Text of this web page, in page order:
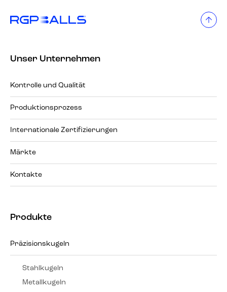
Unser Unternehmen
Kontrolle und Qualität
Produktionsprozess
Internationale Zertifizierungen
Märkte
Kontakte
Produkte
Präzisionskugeln
Stahlkugeln
Metallkugeln